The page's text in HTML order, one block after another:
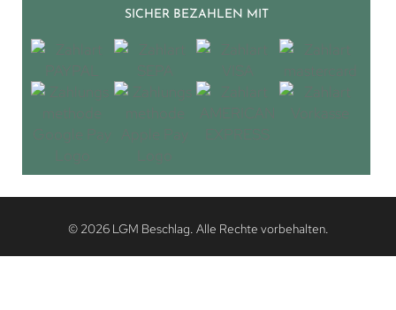
SICHER BEZAHLEN MIT
© 2026 LGM Beschlag. Alle Rechte vorbehalten.